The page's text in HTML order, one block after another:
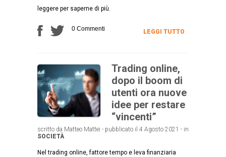
leggere per saperne di più.
0 Commenti LEGGI TUTTO
Trading online,
dopo il boom di
utenti ora nuove
idee per restare
“vincenti”
scritto da Matteo Mattei - pubblicato il 4 Agosto 2021 - in
SOCIETÀ
Nel trading online, fattore tempo e leva finanziaria